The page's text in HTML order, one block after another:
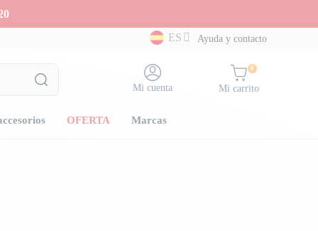
ES
Ayuda y contacto
Mi cuenta
0
Mi carrito
OFERTA Marcas